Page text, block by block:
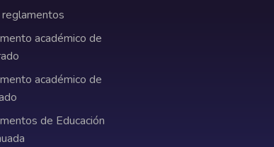
académico de
académico de
de Educación